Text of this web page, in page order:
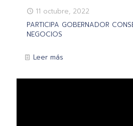
11 octubre, 2022
PARTICIPA GOBERNADOR
NEGOCIOS
Leer más